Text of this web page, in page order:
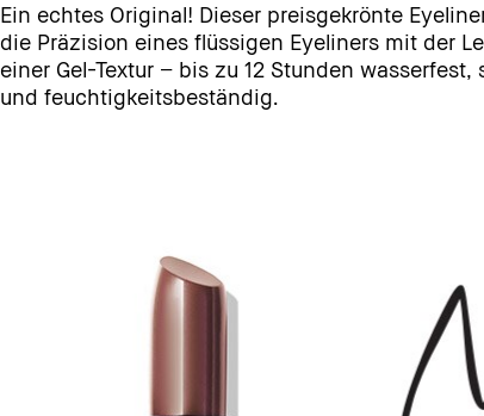
Ein echtes Original! Dieser preisgekrönte
die Präzision eines flüssigen Eyeliners mit der
einer Gel-Textur − bis zu 12 Stunden wasserfest,
und feuchtigkeitsbeständig.